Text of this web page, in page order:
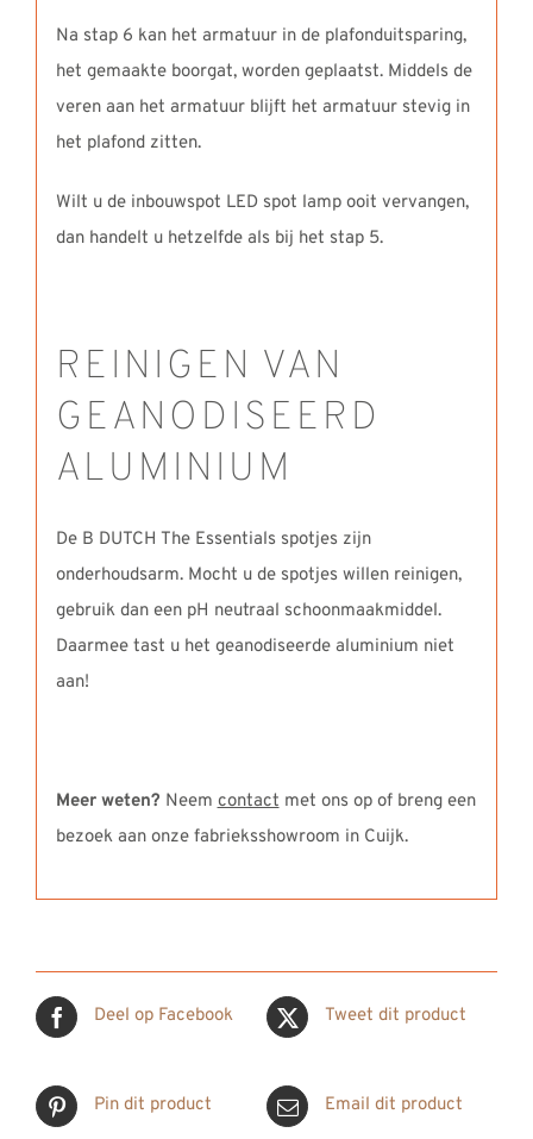
Na stap 6 kan het armatuur in de plafonduitsparing,
het gemaakte boorgat, worden geplaatst. Middels de
veren aan het armatuur blijft het armatuur stevig in
het plafond zitten.
Wilt u de inbouwspot LED spot lamp ooit vervangen,
dan handelt u hetzelfde als bij het stap 5.
REINIGEN VAN
GEANODISEERD
ALUMINIUM
De B DUTCH The Essentials spotjes zijn
onderhoudsarm. Mocht u de spotjes willen reinigen,
gebruik dan een pH neutraal schoonmaakmiddel.
Daarmee tast u het geanodiseerde aluminium niet
aan!
Meer weten? Neemcontactmet ons op of breng een
bezoek aan onze fabrieksshowroom in Cuijk.
Deel op Facebook Tweet dit product
Pin dit product Email dit product